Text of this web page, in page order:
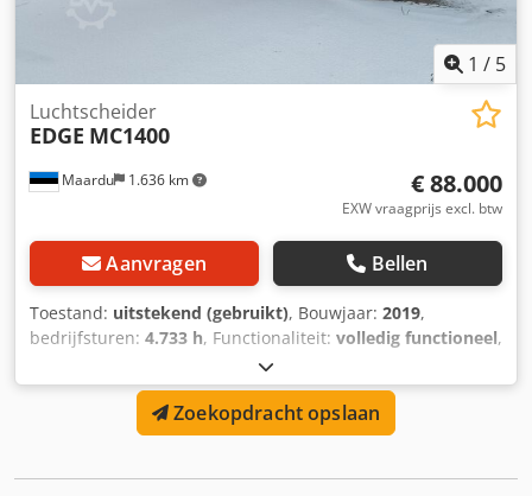
1 / 5
Maardu 1.636 km
Luchtscheider
EDGE MC1400
€ 88.000
EXW vraagprijs excl. btw
Aanvragen Bellen
Toestand: uitstekend (gebruikt), Bouwjaar: 2019,
bedrijfsturen: 4.733 h, Functionaliteit: volledig functioneel,
, Drie fractie luchtscheider + extra
zuigventilator voor middenfractie. Eén eigenaar machine.
Cedpfsv Aailsx AftorfZoekopdracht opslaan